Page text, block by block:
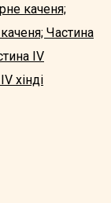
каченя;
Частина
IV
хінді